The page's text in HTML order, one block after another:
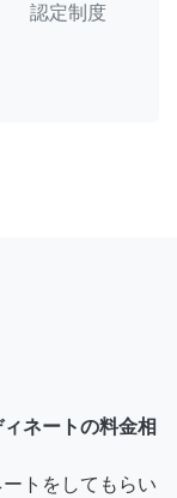
認定制度
ネートの料金相
トをしてもらい